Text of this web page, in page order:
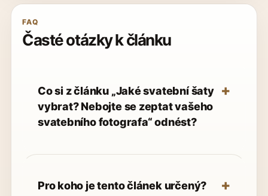
FAQ
Časté otázky k článku
Co si z článku „Jaké svatební šaty
vybrat? Nebojte se zeptat vašeho
svatebního fotografa“ odnést?
Pro koho je tento článek určený?